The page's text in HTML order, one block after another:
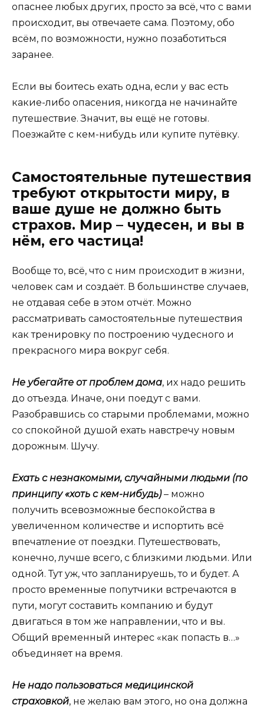
опаснее любых других, просто за всё, что с вами
происходит, вы отвечаете сама. Поэтому, обо
всём, по возможности, нужно позаботиться
заранее.
Если вы боитесь ехать одна, если у вас есть
какие-либо опасения, никогда не начинайте
путешествие. Значит, вы ещё не готовы.
Поезжайте с кем-нибудь или купите путёвку.
Самостоятельные путешествия
требуют открытости миру, в
ваше душе не должно быть
страхов. Мир – чудесен, и вы в
нём, его частица!
Вообще то, всё, что с ним происходит в жизни,
человек сам и создаёт. В большинстве случаев,
не отдавая себе в этом отчёт. Можно
рассматривать самостоятельные путешествия
как тренировку по построению чудесного и
прекрасного мира вокруг себя.
Не убегайте от проблем дома, их надо решить
до отъезда. Иначе, они поедут с вами.
Разобравшись со старыми проблемами, можно
со спокойной душой ехать навстречу новым
дорожным. Шучу.
Ехать с незнакомыми, случайными людьми (по
принципу «хоть с кем-нибудь)– можно
получить всевозможные беспокойства в
увеличенном количестве и испортить всё
впечатление от поездки. Путешествовать,
конечно, лучше всего, с близкими людьми. Или
одной. Тут уж, что запланируешь, то и будет. А
просто временные попутчики встречаются в
пути, могут составить компанию и будут
двигаться в том же направлении, что и вы.
Общий временный интерес «как попасть в…»
объединяет на время.
Не надо пользоваться медицинской
страховкой, не желаю вам этого, но она должна